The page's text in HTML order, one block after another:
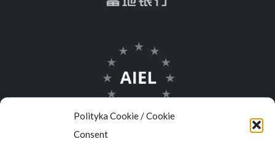
Polityka Cookie / Cookie
Consent